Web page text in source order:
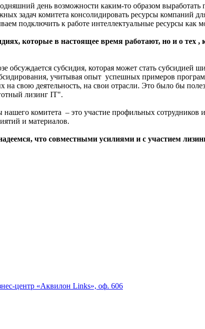
день возможности каким-то образом
задач комитета консолидировать ресурсы
подключить к работе интеллектуальные ресурсы
которые в настоящее время работают, но и о тех
обсуждается субсидия, которая может стать
учитывая опыт успешных примеров
на свою деятельность, на свои отрасли. Это было бы
лизинг IT".
комитета – это участие профильных
и материалов.
что совместными усилиями и с участием
центр «Аквилон Links», оф. 606